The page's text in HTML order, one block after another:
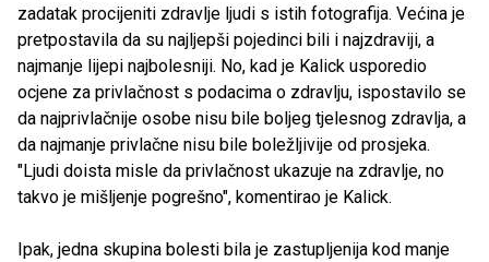
zadatak procijeniti zdravlje ljudi s istih fotografija. Većina je
pretpostavila da su najljepši pojedinci bili i najzdraviji, a
najmanje lijepi najbolesniji. No, kad je Kalick usporedio
ocjene za privlačnost s podacima o zdravlju, ispostavilo se
da najprivlačnije osobe nisu bile boljeg tjelesnog zdravlja, a
da najmanje privlačne nisu bile boležljivije od prosjeka.
"Ljudi doista misle da privlačnost ukazuje na zdravlje, no
takvo je mišljenje pogrešno", komentirao je Kalick.
Ipak, jedna skupina bolesti bila je zastupljenija kod manje